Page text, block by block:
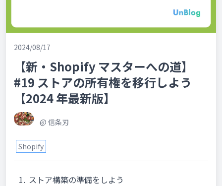
2024/08/17
【新・Shopify マスターへの道】
#19 ストアの所有権を移行しよう
【2024 年最新版】
@ 信条刃
Shopify
ストア構築の準備をしよう